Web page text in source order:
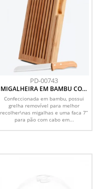
PD-00743
MIGALHEIRA EM BAMBU COM
FACA VERONA - 2 PÇS
Confeccionada em bambu, possui
grelha removível para melhor
recolher\nas migalhas e uma faca 7”
para pão com cabo em...